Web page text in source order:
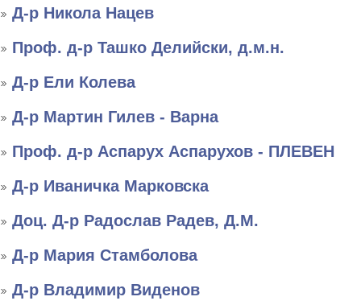
Д-р Никола Нацев
Проф. д-р Ташко Делийски, д.м.н.
Д-р Ели Колева
Д-р Мартин Гилев - Варна
Проф. д-р Аспарух Аспарухов - ПЛЕВЕН
Д-р Иваничка Марковска
Доц. Д-р Радослав Радев, Д.М.
Д-р Мария Стамболова
Д-р Владимир Виденов